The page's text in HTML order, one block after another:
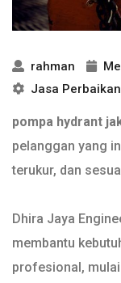
rahman
Jasa
pompa hydrant
pelanggan yang
terukur, dan
Dhira Jaya
membantu
profesional,